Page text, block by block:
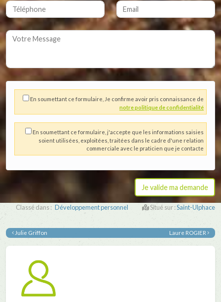
En soumettant ce formulaire, Je confirme avoir pris connaissance de
notre politique de confidentialité
En soumettant ce formulaire, j'accepte que les informations saisies
soient utilisées, exploitées, traitées dans le cadre d'une relation
commerciale avec le praticien que je contacte
Classé dans : Développement personnel Situé sur :Saint-Ulphace
Julie Griffon Laure ROGIER